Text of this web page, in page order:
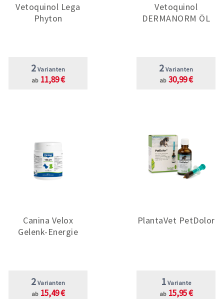
Vetoquinol Lega
Phyton
2 Varianten
ab 11,89 €
Vetoquinol
DERMANORM ÖL
2 Varianten
ab 30,99 €
Canina Velox
Gelenk-Energie
2 Varianten
ab 15,49 €
PlantaVet PetDolor
1 Variante
ab 15,95 €